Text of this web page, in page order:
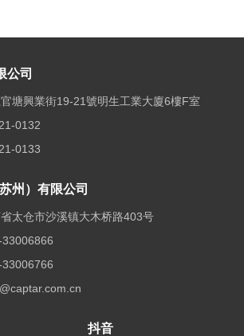
公司
塘興業街19-21號明生工業大廈6樓F室
0132
0133
州）有限公司
太仓市沙溪镇大木桥路403号
抖音